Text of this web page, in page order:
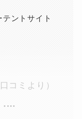
ントサイト
コミより）